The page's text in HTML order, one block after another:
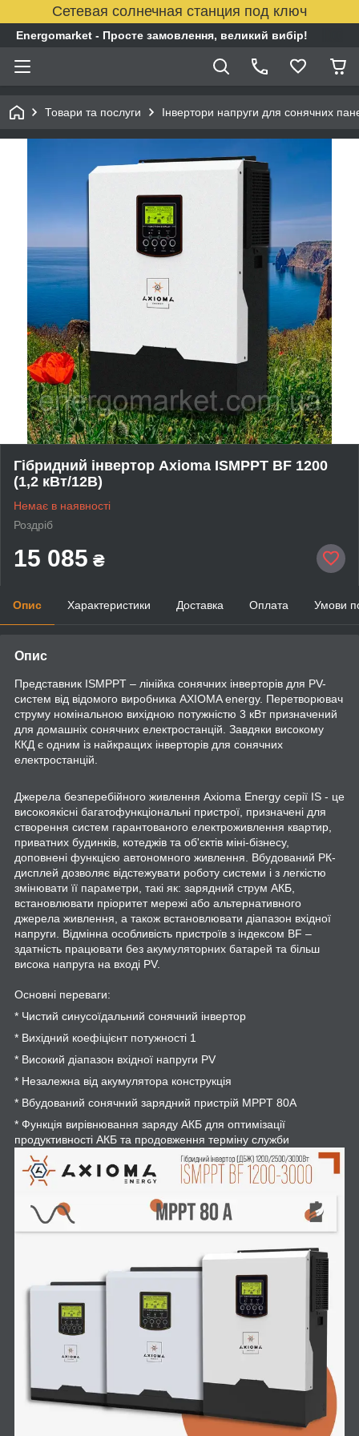
Сетевая солнечная станция под ключ
Energomarket - Просте замовлення, великий вибір!
Товари та послуги Інвертори напруги для сонячних
Гібридний інвертор Axioma ISMPPT BF 1200
(1,2 кВт/12В)
Немає в наявності
Роздріб
15 085 ₴
Опис Характеристики Доставка Оплата Умови
Опис
Представник ISMPPT – лінійка сонячних інверторів для PV-
систем від відомого виробника AXIOMA energy. Перетворювач
струму номінальною вихідною потужністю 3 кВт призначений
для домашніх сонячних електростанцій. Завдяки високому
ККД є одним із найкращих інверторів для сонячних
електростанцій.
Джерела безперебійного живлення Axioma Energy серії IS - це
високоякісні багатофункціональні пристрої, призначені для
створення систем гарантованого електроживлення квартир,
приватних будинків, котеджів та об'єктів міні-бізнесу,
доповнені функцією автономного живлення. Вбудований РК-
дисплей дозволяє відстежувати роботу системи і з легкістю
змінювати її параметри, такі як: зарядний струм АКБ,
встановлювати пріоритет мережі або альтернативного
джерела живлення, а також встановлювати діапазон вхідної
напруги. Відмінна особливість пристроїв з індексом BF –
здатність працювати без акумуляторних батарей та більш
висока напруга на вході PV.
Основні переваги:
* Чистий синусоїдальний сонячний інвертор
* Вихідний коефіцієнт потужності 1
* Високий діапазон вхідної напруги PV
* Незалежна від акумулятора конструкція
* Вбудований сонячний зарядний пристрій MPPT 80A
* Функція вирівнювання заряду АКБ для оптимізації
продуктивності АКБ та продовження терміну служби